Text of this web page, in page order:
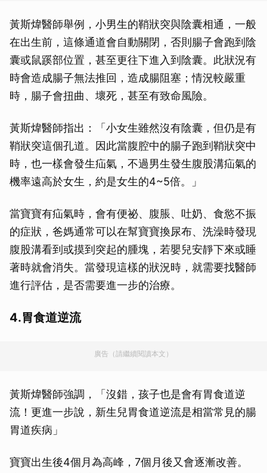
黃斯煒醫師舉例，小男生的鞘狀突與陰囊相通，一般
在出生前，這條通道會自動關閉，否則腸子會跑到陰
囊或鼠蹊部位置，甚至更往下進入到陰囊。此狀況有
時會造成腸子無法推回，造成腸阻塞；情況較嚴重
時，腸子會扭曲、壞死，甚至有致命風險。
黃斯煒醫師指出：「小女生雖然沒有陰囊，但仍是有
鞘狀突這個孔道。因此當腹腔中的腸子跑到鞘狀突中
時，也一樣會發生疝氣，不過男生發生腹股溝疝氣的
機率遠高於女生，約是女生的4~5倍。」
當寶寶有疝氣時，會有便祕、腹脹、吐奶、食慾不振
的症狀，爸媽通常可以在幫寶寶換尿布、洗澡時發現
腹股溝看到或摸到突起的腫塊，若嬰兒安靜下來或睡
著時就會消失。當發現這樣的狀況時，就需要找醫師
進行評估，是否需要進一步的治療。
4.胃食道逆流
廣告（請繼續閱讀本文）
黃斯煒醫師強調，「沒錯，孩子也是會有胃食道逆
流！更進一步說，新生兒胃食道逆流是相當常見的腸
胃道疾病」
寶寶出生後4個月為高峰，7個月後又會逐漸改善。